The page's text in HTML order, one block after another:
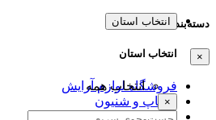
دسته‌بندی‌ها
×
فروشگاه لوازم آرایش
میکاپ و شنیون
مژه و ابرو
انتخاب استان
انتخاب استان
انتخاب همه
×